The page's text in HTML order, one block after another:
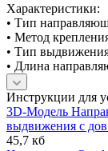
Характеристики:
• Тип
• Метод
• Тип
• Длина
Инструкции для
3D-Модель
выдвижения с
45,7 кб